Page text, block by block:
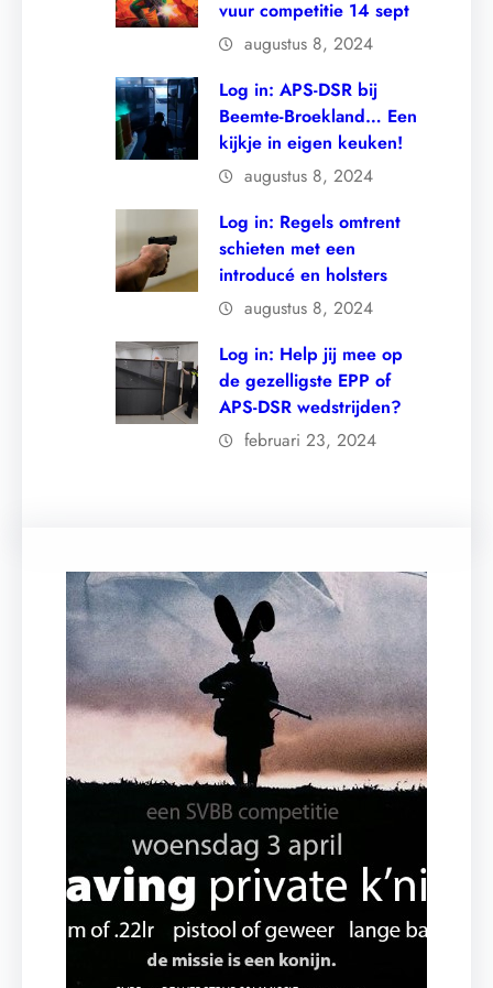
vuur competitie 14 sept
augustus 8, 2024
Log in: APS-DSR bij
Beemte-Broekland… Een
kijkje in eigen keuken!
augustus 8, 2024
Log in: Regels omtrent
schieten met een
introducé en holsters
augustus 8, 2024
Log in: Help jij mee op
de gezelligste EPP of
APS-DSR wedstrijden?
februari 23, 2024